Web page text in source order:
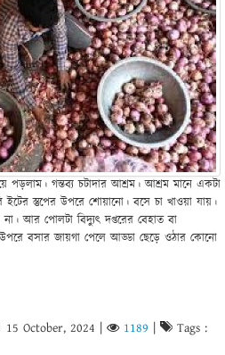
পড়লাম। গন্তব্য চটাদার আশ্রম। আশ্রম মানে একটা
স্তুপের উপরে শোয়ানো। বসে চা খাওয়া যায়।
আর পোলটা বিদ্যুৎ দপ্তরের বেহাত বা
বসার জায়গা পেলে আড্ডা ছেড়ে ওঠার কোনো
15 October, 2024 | 1189 | Tags :